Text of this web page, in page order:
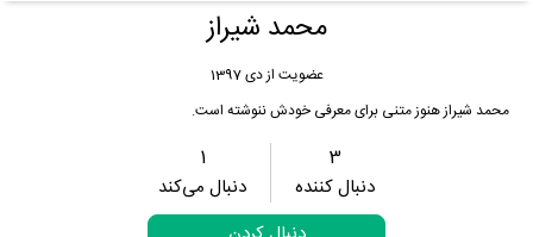
محمد شیراز
عضویت از دی 1397
محمد شیراز هنوز متنی برای معرفی خودش ننوشته است.
3
دنبال کننده
1
دنبال می‌کند